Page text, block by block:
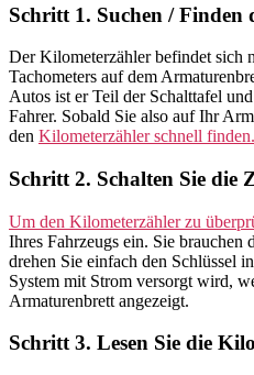
Schritt 1. Suchen / Finden
Der Kilometerzähler befindet sich
Tachometers auf dem
Autos ist er Teil der Schalttafel
Fahrer. Sobald Sie also auf Ihr
den Kilometerzähler schnell finden.
Schritt 2. Schalten Sie die
Um den Kilometerzähler zu
Ihres Fahrzeugs ein. Sie brauchen
drehen Sie einfach den Schlüssel
System mit Strom versorgt wird,
Armaturenbrett angezeigt.
Schritt 3. Lesen Sie die